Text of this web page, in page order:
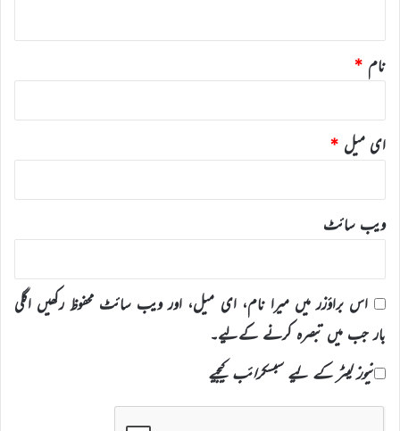
نام *
ای میل *
ویب‌ سائٹ
اس براؤزر میں میرا نام، ای میل، اور ویب سائٹ محفوظ رکھیں اگلی
بار جب میں تبصرہ کرنے کےلیے۔
نیوز لیٹر کے لیے سبسکرائب کیجیے